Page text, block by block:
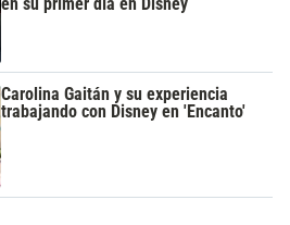
Carolina Gaitán y su experiencia
trabajando con Disney en 'Encanto'